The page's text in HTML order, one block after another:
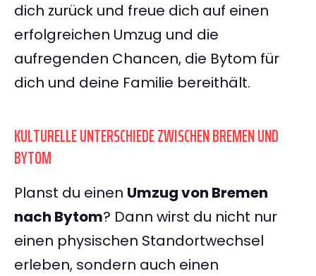
dich zurück und freue dich auf einen
erfolgreichen Umzug und die
aufregenden Chancen, die Bytom für
dich und deine Familie bereithält.
KULTURELLE UNTERSCHIEDE ZWISCHEN BREMEN UND
BYTOM
Planst du einen Umzug von Bremen
nach Bytom? Dann wirst du nicht nur
einen physischen Standortwechsel
erleben, sondern auch einen